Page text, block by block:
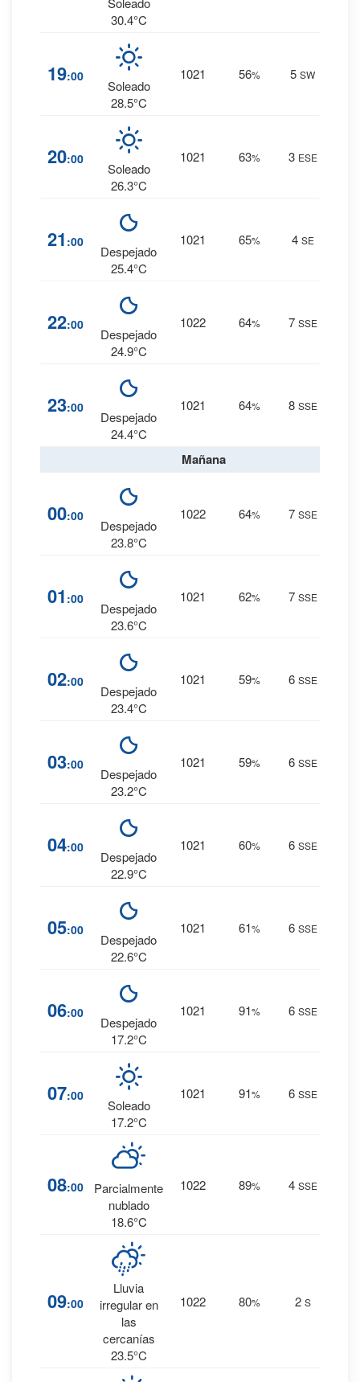
30.4°C
19:00
Soleado
28.5°C
1021 56% 5 SW
20:00
Soleado
26.3°C
1021 63% 3 ESE
21 :00
Despejado
25.4°C
1021 65% 4 SE
22:00
Despejado
24.9°C
1022 64% 7 SSE
23:00
Despejado
24.4°C
1021 64% 8 SSE
Mañana
00:00
Despejado
23.8°C
1022 64% 7 SSE
01 :00
Despejado
23.6°C
1021 62% 7 SSE
02:00
Despejado
23.4°C
1021 59% 6 SSE
03:00
Despejado
23.2°C
1021 59% 6 SSE
04:00
Despejado
22.9°C
1021 60% 6 SSE
05:00
Despejado
22.6°C
1021 61% 6 SSE
06:00
Despejado
17.2°C
1021 91% 6 SSE
07:00
Soleado
17.2°C
1021 91% 6 SSE
08:00
Parcialmente
nublado
18.6°C
1022 89% 4 SSE
09:00
Lluvia
irregular en
las
cercanías
23.5°C
1022 80% 2 S